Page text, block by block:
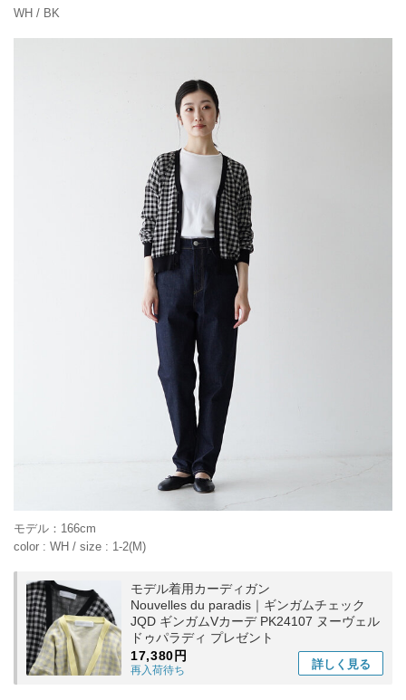
WH / BK
モデル：166cm
color : WH / size : 1-2(M)
モデル着用カーディガン
Nouvelles du paradis｜ギンガムチェック
JQD ギンガムVカーデ PK24107 ヌーヴェル
ドゥパラディ プレゼント
17,380円
再入荷待ち 詳しく 見る